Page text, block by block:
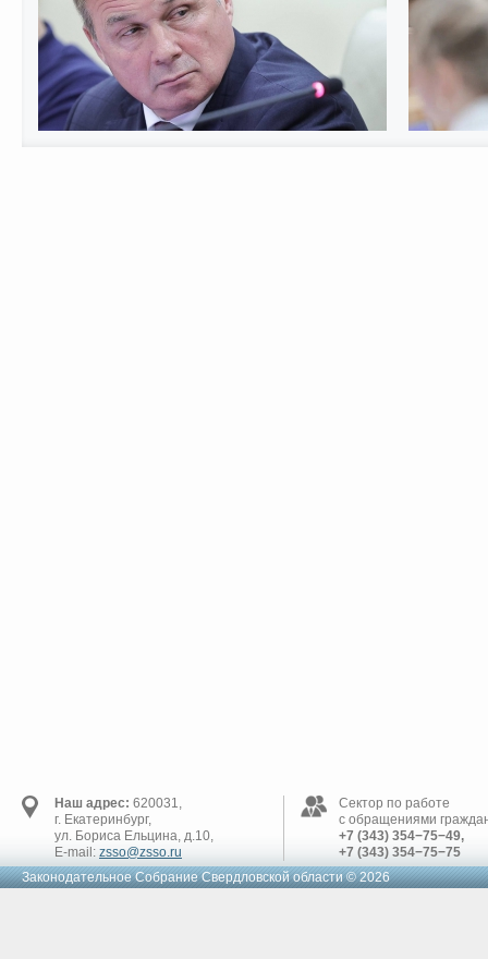
Наш адрес: 620031,
г. Екатеринбург,
ул. Бориса Ельцина, д.10,
E-mail: zsso@zsso.ru
Сектор по работе
с обращениями
+7 (343) 354−75−49,
+7 (343) 354−75−75
Законодательное Cобрание Свердловской области © 2026